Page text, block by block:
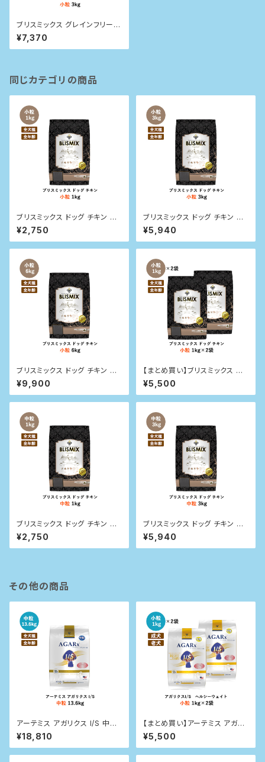
ブリスミックス グレインフリー
サーモン小粒(犬用) 3kg
¥7,370
同じカテゴリの商品
ブリスミックス ドッグ チキン 小
粒 1kg
¥2,750
ブリスミックス ドッグ チキン 小
粒 3kg
¥5,940
ブリスミックス ドッグ チキン 小
粒 6kg
¥9,900
【まとめ買い】ブリスミックス ドッ
グ チキン 小粒 1kg×2袋
¥5,500
ブリスミックス ドッグ チキン 中
粒 1kg
¥2,750
ブリスミックス ドッグ チキン 中
粒 3kg
¥5,940
その他の商品
アーテミス アガリクス I/S 中粒
13.6kg
¥18,810
【まとめ買い】アーテミス アガリ
クスI/S ヘルシーウェイト 小粒
1kg×２袋
¥5,500